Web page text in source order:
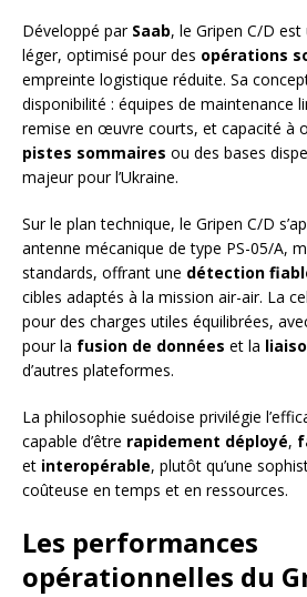
Développé par Saab, le Gripen C/D
léger, optimisé pour des opérations
empreinte logistique réduite. Sa
disponibilité : équipes de maintenance
remise en œuvre courts, et capacité à
pistes sommaires ou des bases
majeur pour l’Ukraine.
Sur le plan technique, le Gripen C/D
antenne mécanique de type PS-05/A,
standards, offrant une détection
cibles adaptés à la mission air-air. La
pour des charges utiles équilibrées,
pour la fusion de données et la
d’autres plateformes.
La philosophie suédoise privilégie
capable d’être rapidement déployé,
et interopérable, plutôt qu’une
coûteuse en temps et en ressources.
Les performances
opérationnelles du